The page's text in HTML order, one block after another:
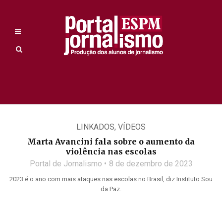
LINKADOS, VÍDEOS
Marta Avancini fala sobre o aumento da
violência nas escolas
Portal de Jornalismo 8 de dezembro de 2023
2023 é o ano com mais ataques nas escolas no Brasil, diz Instituto Sou
da Paz.